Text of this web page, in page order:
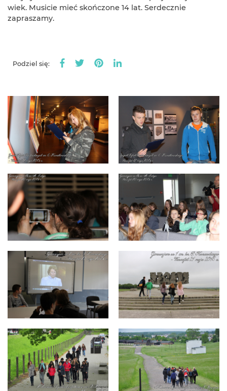
wiek. Musicie mieć skończone 14 lat. Serdecznie
zapraszamy.
Podziel się: